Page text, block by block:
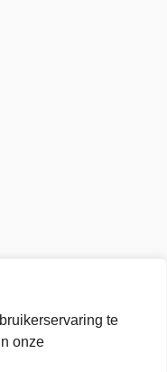
te
onze